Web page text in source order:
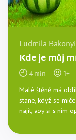
Ludmila
Kde je můj
4min 1+
Malé štěně má
stane, když se
najít, aby si s ním